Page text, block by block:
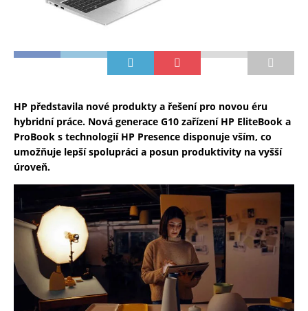
HP představila nové produkty a řešení pro novou éru
hybridní práce. Nová generace G10 zařízení HP EliteBook a
ProBook s technologií HP Presence disponuje vším, co
umožňuje lepší spolupráci a posun produktivity na vyšší
úroveň.